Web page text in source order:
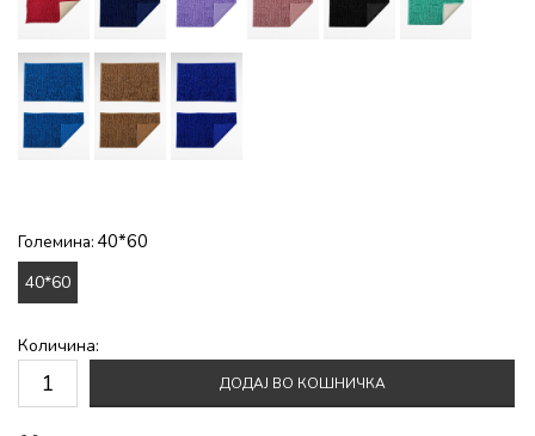
Големина: 40*60
40*60
Количина:
ДОДАЈ ВО КОШНИЧКА